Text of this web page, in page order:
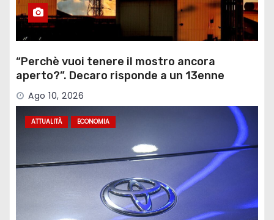
“Perchè vuoi tenere il mostro ancora
aperto?”. Decaro risponde a un 13enne
sull’ex Ilva
Ago 10, 2026
ATTUALITÀ ECONOMIA